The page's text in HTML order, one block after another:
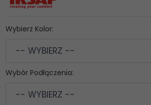
Wybierz Kolor:
-- WYBIERZ --
Wybór Podłączenia:
-- WYBIERZ --